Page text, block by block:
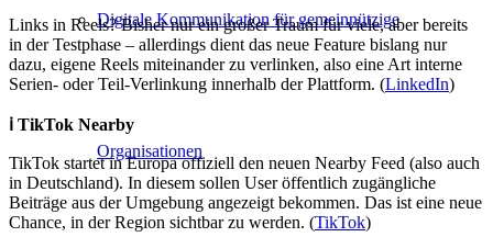
Digitale Kommunikation für gemeinnützige
Organisationen
Links in Reels? Bisher nur ein großer Traum für viele, aber bereits
in der Testphase – allerdings dient das neue Feature bislang nur
dazu, eigene Reels miteinander zu verlinken, also eine Art interne
Serien- oder Teil-Verlinkung innerhalb der Plattform. (LinkedIn)
ℹ️ TikTok Nearby
TikTok startet in Europa offiziell den neuen Nearby Feed (also auch
in Deutschland). In diesem sollen User öffentlich zugängliche
Beiträge aus der Umgebung angezeigt bekommen. Das ist eine neue
Chance, in der Region sichtbar zu werden. (TikTok)